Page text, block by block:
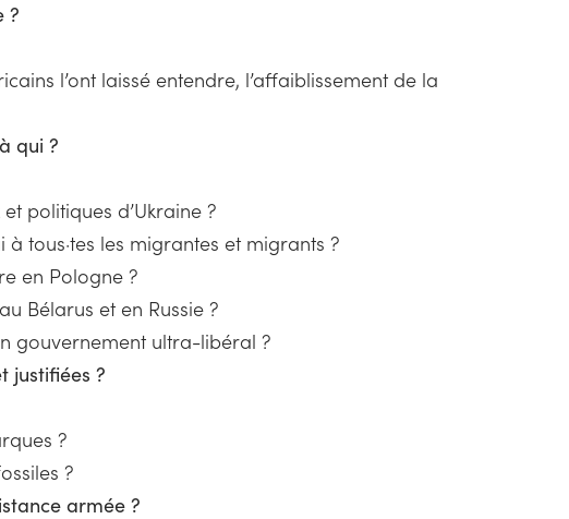
?
l’ont laissé entendre, l’affaiblissement de la
qui ?
politiques d’Ukraine ?
tous·tes les migrantes et migrants ?
en Pologne ?
Bélarus et en Russie ?
gouvernement ultra-libéral ?
justifiées ?
?
?
armée ?